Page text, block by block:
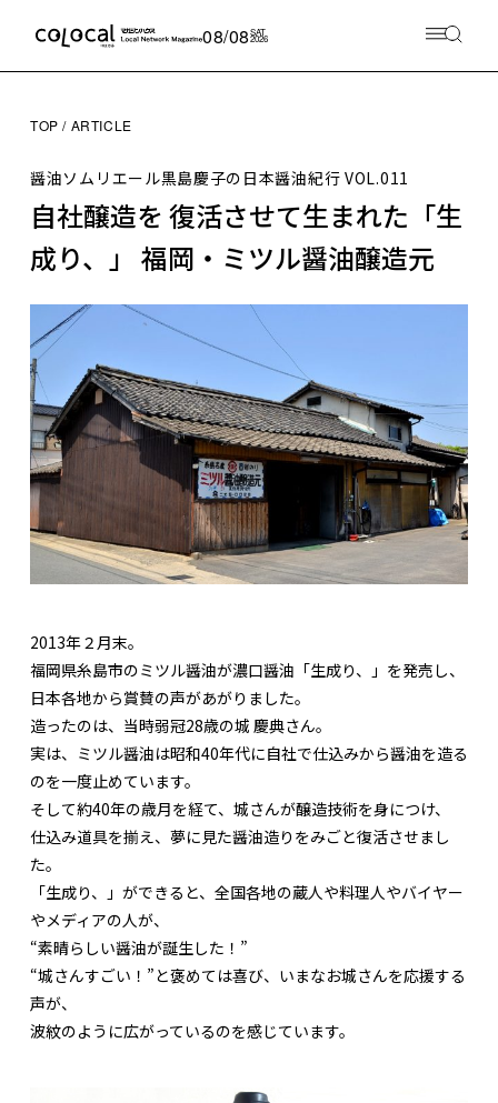
08/08SAT
2026
TOP ARTICLE
醤油ソムリエール黒島慶子の日本醤油紀行 VOL.011
自社醸造を 復活させて生まれた「生
成り、」 福岡・ミツル醤油醸造元
2013年２月末。
福岡県糸島市のミツル醤油が濃口醤油「生成り、」を発売し、
日本各地から賞賛の声があがりました。
造ったのは、当時弱冠28歳の城 慶典さん。
実は、ミツル醤油は昭和40年代に自社で仕込みから醤油を造る
のを一度止めています。
そして約40年の歳月を経て、城さんが醸造技術を身につけ、
仕込み道具を揃え、夢に見た醤油造りをみごと復活させまし
た。
「生成り、」ができると、全国各地の蔵人や料理人やバイヤー
やメディアの人が、
“素晴らしい醤油が誕生した！”
“城さんすごい！”と褒めては喜び、いまなお城さんを応援する
声が、
波紋のように広がっているのを感じています。